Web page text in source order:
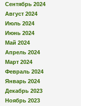
Сентябрь 2024
Август 2024
Июль 2024
Июнь 2024
Май 2024
Апрель 2024
Март 2024
Февраль 2024
Январь 2024
Декабрь 2023
Ноябрь 2023